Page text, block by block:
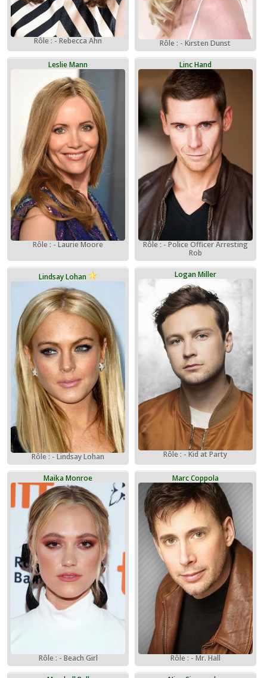
Rôle : - Rebecca Ahn Rôle : - Kirsten Dunst
Leslie Mann
Rôle : - Laurie Moore
Linc Hand
Rôle : - Police Officer Arresting
Rob
Lindsay Lohan
Rôle : - Lindsay Lohan
Logan Miller
Rôle : - Kid at Party
Maika Monroe
Rôle : - Beach Girl
Marc Coppola
Rôle : - Mr. Hall